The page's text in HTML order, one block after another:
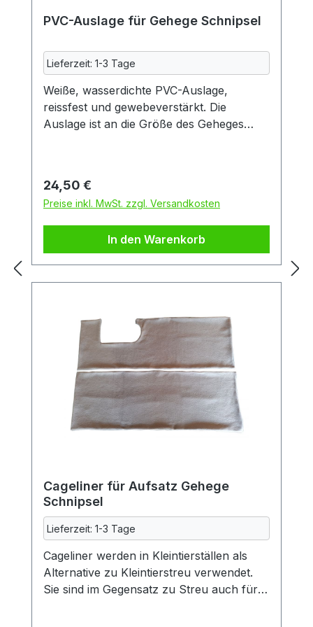
PVC-Auslage für Gehege Schnipsel
Lieferzeit: 1-3 Tage
Weiße, wasserdichte PVC-Auslage,
reissfest und gewebeverstärkt. Die
Auslage ist an die Größe des Geheges
Urin und Verunreinigungen.Maße:
ca.2020x695mmLieferung ohne
Meerschweinchen und Deko.
Regulärer Preis:
24,50 €
Preise inkl. MwSt. zzgl. Versandkosten
In den Warenkorb
Cageliner für Aufsatz Gehege
Schnipsel
Lieferzeit: 1-3 Tage
Cageliner werden in Kleintierställen als
Alternative zu Kleintierstreu verwendet.
Sie sind im Gegensatz zu Streu auch für